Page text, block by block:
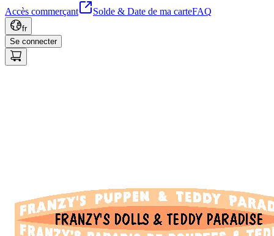
Accès commerçant Solde & Date de ma carteFAQ
fr
Se connecter